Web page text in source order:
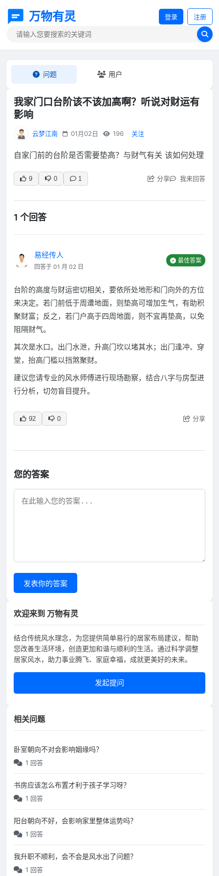
万物有灵 登录 注册
问题 用户
我家门口台阶该不该加高啊？听说对财运有
影响
云梦江南 01月02日 196 关注
自家门前的台阶是否需要垫高？与财气有关 该如何处理
9 0 1 分享 我来回答
1 个回答
易经传人
回答于 01 月 02 日
最佳答案
台阶的高度与财运密切相关，要依所处地形和门向外的方位
来决定。若门前低于周遭地面，则垫高可增加生气，有助积
聚财富；反之，若门户高于四周地面，则不宜再垫高，以免
阻隔财气。
其次是水口。出门水泄，升高门坎以堵其水；出门逢冲、穿
堂，抬高门槛以挡煞聚财。
建议您请专业的风水师傅进行现场勘察，结合八字与房型进
行分析，切勿盲目提升。
92 0 分享
您的答案
发表你的答案
欢迎来到 万物有灵
结合传统风水理念，为您提供简单易行的居家布局建议，帮助
您改善生活环境，创造更加和谐与顺利的生活。通过科学调整
居家风水，助力事业腾飞、家庭幸福，成就更美好的未来。
发起提问
相关问题
卧室朝向不对会影响姻缘吗？
1 回答
书房应该怎么布置才利于孩子学习呀？
1 回答
阳台朝向不好，会影响家里整体运势吗？
1 回答
我升职不顺利，会不会是风水出了问题？
1 回答